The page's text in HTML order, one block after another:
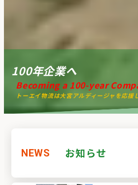
100年企業へ
Becoming a 100-year
トーエイ物流は大宮アルディージャを応援
NEWS お知らせ